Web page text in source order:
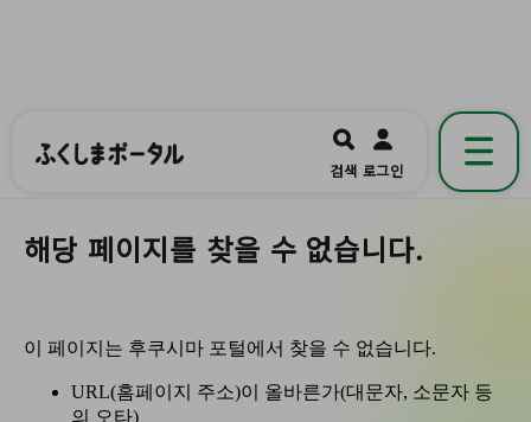
福島県公式の地域情報ポータルアプリ
開く
검색 로그인
해당 페이지를 찾을 수 없습니다.